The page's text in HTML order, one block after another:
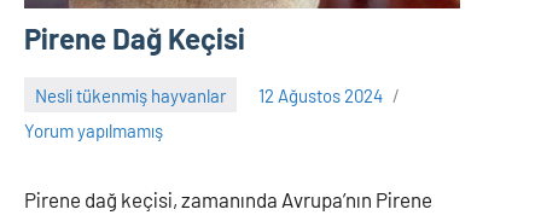
Pirene Dağ Keçisi
Nesli tükenmiş hayvanlar
12 Ağustos 2024
Adem
Yorum yapılmamış
Pirene dağ keçisi, zamanında Avrupa’nın Pirene